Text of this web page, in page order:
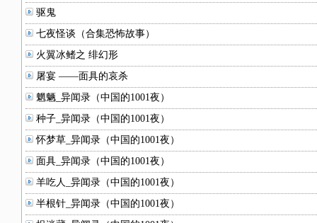
驱鬼
七夜怪谈（合集恐怖故事）
火翼冰鳍之 绯幻形
屠宴 ——面具的哀杀
魍魉_异闻录（中国的1001夜）
种子_异闻录（中国的1001夜）
怀梦草_异闻录（中国的1001夜）
面具_异闻录（中国的1001夜）
羊吃人_异闻录（中国的1001夜）
半根针_异闻录（中国的1001夜）